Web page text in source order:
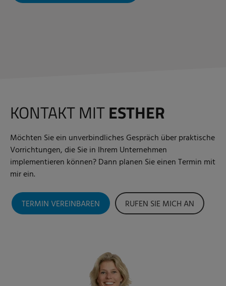
KONTAKT MITESTHER
Möchten Sie ein unverbindliches Gespräch über praktische
Vorrichtungen, die Sie in Ihrem Unternehmen
implementieren können? Dann planen Sie einen Termin mit
mir ein.
TERMIN VEREINBAREN RUFEN SIE MICH AN